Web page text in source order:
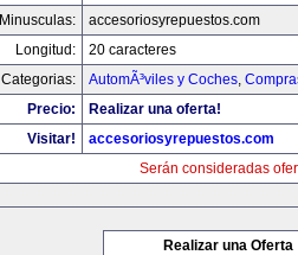
Minusculas:
accesoriosyrepuestos.com
Longitud:
20 caracteres
Categorias:
AutomÃ³viles y Coches,
Precio:
Realizar una oferta!
Visitar!
accesoriosyrepuestos.com
Serán consideradas
Realizar una Oferta